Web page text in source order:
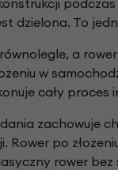
dzielona. To
równolegle, a
w
cały
zachowuje
po
rower bez